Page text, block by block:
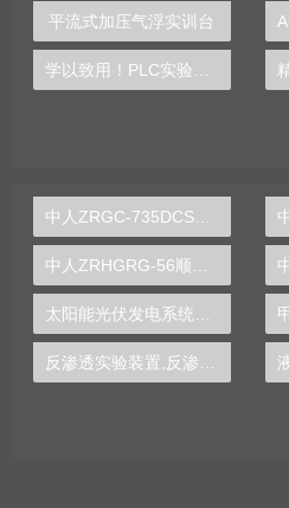
平流式加压气浮实训台
中人ZRGC-735DCS分布式过程控制系统实训装置